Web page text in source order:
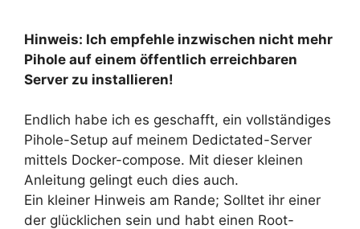
Hinweis: Ich empfehle inzwischen nicht mehr
Pihole auf einem öffentlich erreichbaren
Server zu installieren!
Endlich habe ich es geschafft, ein vollständiges
Pihole-Setup auf meinem Dedictated-Server
mittels Docker-compose. Mit dieser kleinen
Anleitung gelingt euch dies auch.
Ein kleiner Hinweis am Rande; Solltet ihr einer
der glücklichen sein und habt einen Root-